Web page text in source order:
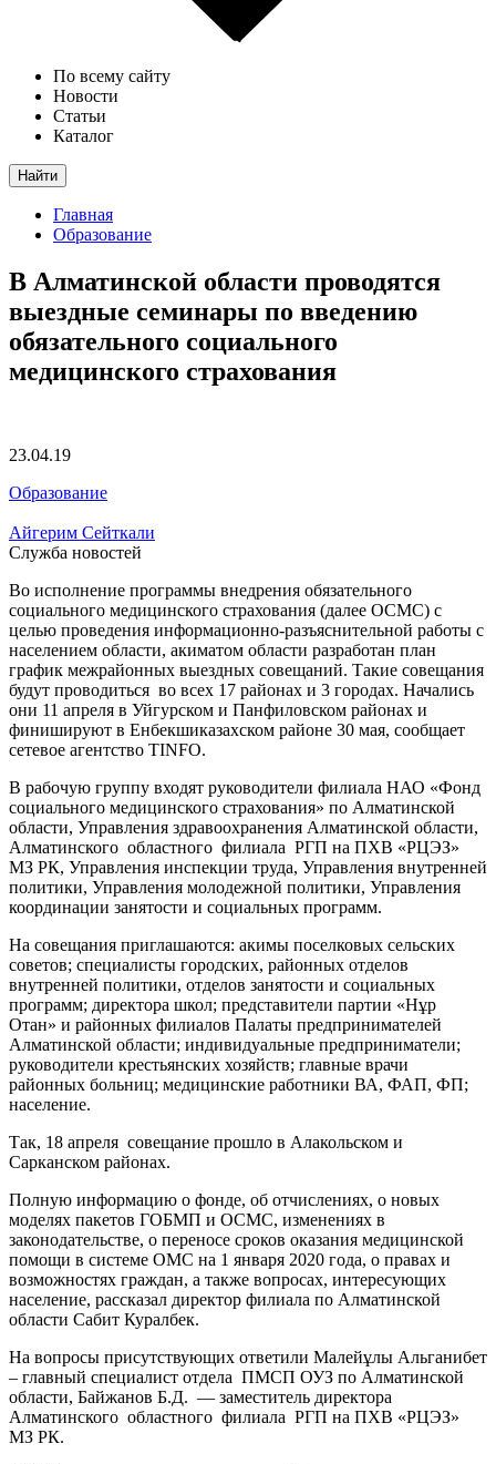
По всему сайту
Новости
Статьи
Каталог
Найти
Главная
Образование
В Алматинской области проводятся
выездные семинары по введению
обязательного социального
медицинского страхования
23.04.19
Образование
Айгерим Сейткали
Служба новостей
Во исполнение программы внедрения обязательного
социального медицинского страхования (далее ОСМС) с
целью проведения информационно-разъяснительной работы с
населением области, акиматом области разработан план
график межрайонных выездных совещаний. Такие совещания
будут проводиться во всех 17 районах и 3 городах. Начались
они 11 апреля в Уйгурском и Панфиловском районах и
финишируют в Енбекшиказахском районе 30 мая, сообщает
сетевое агентство TINFO.
В рабочую группу входят руководители филиала НАО «Фонд
социального медицинского страхования» по Алматинской
области, Управления здравоохранения Алматинской области,
Алматинского областного филиала РГП на ПХВ «РЦЭЗ»
МЗ РК, Управления инспекции труда, Управления внутренней
политики, Управления молодежной политики, Управления
координации занятости и социальных программ.
На совещания приглашаются: акимы поселковых сельских
советов; специалисты городских, районных отделов
внутренней политики, отделов занятости и социальных
программ; директора школ; представители партии «Нұр
Отан» и районных филиалов Палаты предпринимателей
Алматинской области; индивидуальные предприниматели;
руководители крестьянских хозяйств; главные врачи
районных больниц; медицинские работники ВА, ФАП, ФП;
население.
Так, 18 апреля совещание прошло в Алакольском и
Сарканском районах.
Полную информацию о фонде, об отчислениях, о новых
моделях пакетов ГОБМП и ОСМС, изменениях в
законодательстве, о переносе сроков оказания медицинской
помощи в системе ОМС на 1 января 2020 года, о правах и
возможностях граждан, а также вопросах, интересующих
население, рассказал директор филиала по Алматинской
области Сабит Куралбек.
На вопросы присутствующих ответили Малейұлы Альганибет
– главный специалист отдела ПМСП ОУЗ по Алматинской
области, Байжанов Б.Д. — заместитель директора
Алматинского областного филиала РГП на ПХВ «РЦЭЗ»
МЗ РК.